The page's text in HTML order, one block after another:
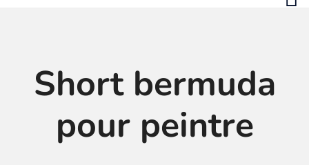
Short bermuda
pour peintre